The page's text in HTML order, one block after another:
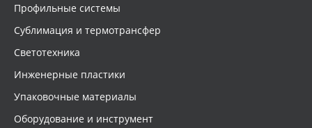
Профильные системы
Сублимация и термотрансфер
Светотехника
Инженерные пластики
Упаковочные материалы
Оборудование и инструмент